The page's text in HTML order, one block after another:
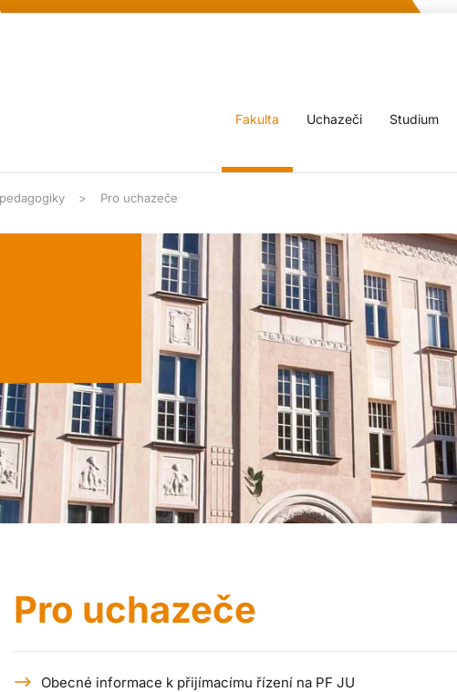
Fakulta Uchazeči Studium
Pro uchazeče
Pro uchazeče
Obecné informace k přijímacímu řízení na PF JU